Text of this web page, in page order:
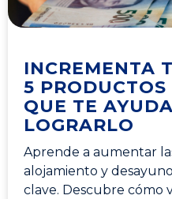
INCREMENTA
5 PRODUCTOS
QUE TE
LOGRARLO
Aprende a aumentar
alojamiento y
clave. Descubre cómo